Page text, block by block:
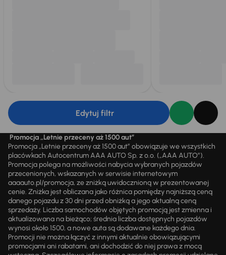
Edytuj filtr
Promocja „Letnie przeceny aż 1500 aut”
Promocja „Letnie przeceny aż 1500 aut” obowiązuje we wszystkich
placówkach Autocentrum AAA AUTO Sp. z o.o. („AAA AUTO”).
Promocja polega na możliwości nabycia wybranych pojazdów
przecenionych, wskazanych w serwisie internetowym
aaaauto.pl/promocja, ze zniżką uwidocznioną w prezentowanej
cenie. Zniżka jest obliczana jako różnica pomiędzy najniższą ceną
danego pojazdu z 30 dni przed obniżką a jego aktualną ceną
sprzedaży. Liczba samochodów objętych promocją jest zmienna i
aktualizowana na bieżąco; średnia liczba dostępnych pojazdów
wynosi około 1500, a nowe auta są dodawane każdego dnia.
Promocji nie można łączyć z innymi aktualnie obowiązującymi
promocjami ani rabatami, ani dochodzić do niej prawa z mocą